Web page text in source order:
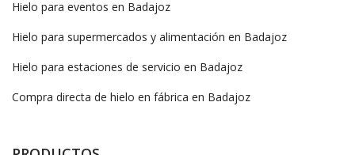
Hielo para eventos en Badajoz
Hielo para supermercados y alimentación en Badajoz
Hielo para estaciones de servicio en Badajoz
Compra directa de hielo en fábrica en Badajoz